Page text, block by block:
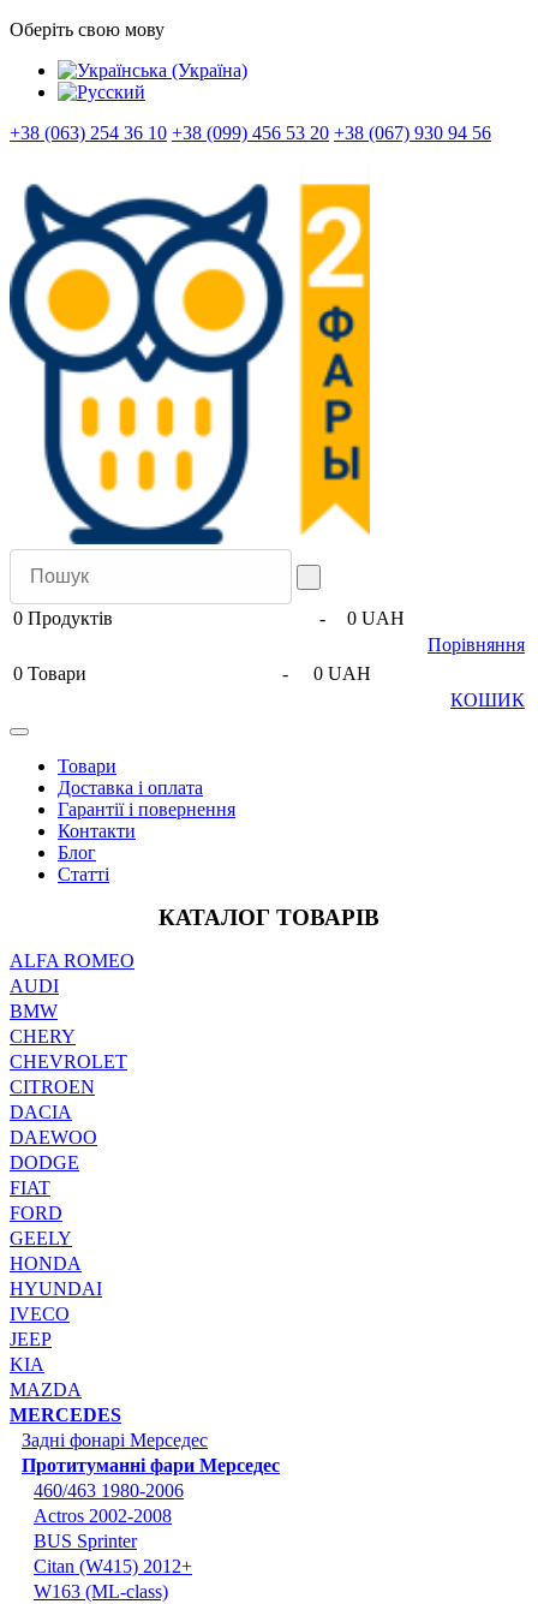
Оберіть свою мову
+38 (063) 254 36 10 +38 (099) 456 53 20 +38 (067) 930 94 56
0 Продуктів -
0 UAH
Порівняння
0 Товари -
0 UAH
КОШИК
Товари
Доставка і оплата
Гарантії і повернення
Контакти
Блог
Статті
КАТАЛОГ ТОВАРІВ
ALFA ROMEO
AUDI
BMW
CHERY
CHEVROLET
CITROEN
DACIA
DAEWOO
DODGE
FIAT
FORD
GEELY
HONDA
HYUNDAI
IVECO
JEEP
KIA
MAZDA
MERCEDES
Задні фонарі Мерседес
Протитуманні фари Мерседес
460/463 1980-2006
Actros 2002-2008
BUS Sprinter
Citan (W415) 2012+
W163 (ML-class)